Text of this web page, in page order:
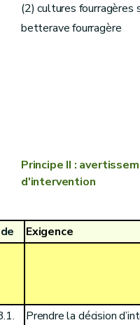
(2) cultures fourragères
betterave fourragère
Principe II :
d'intervention
Exigence
Prendre la décision